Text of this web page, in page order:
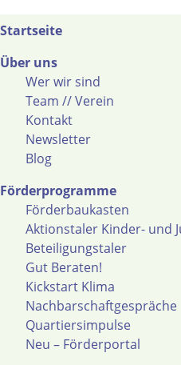
Startseite
Über uns
Wer wir sind
Team // Verein
Kontakt
Newsletter
Blog
Förderprogramme
Förderbaukasten
Aktionstaler Kinder- und
Beteiligungstaler
Gut Beraten!
Kickstart Klima
Nachbarschaftgespräche
Quartiersimpulse
Neu – Förderportal